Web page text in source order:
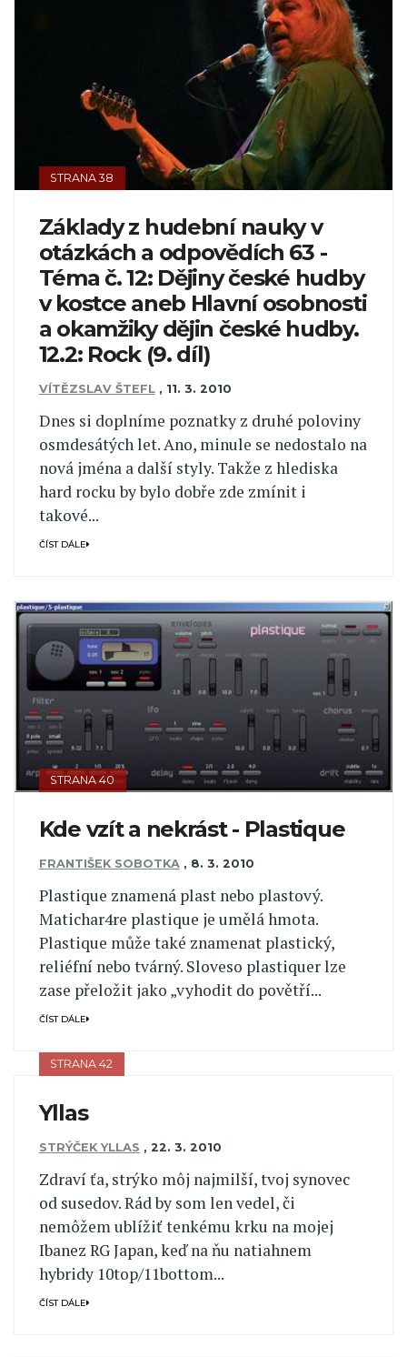
STRANA 38
Základy z hudební nauky v
otázkách a odpovědích 63 -
Téma č. 12: Dějiny české hudby
v kostce aneb Hlavní osobnosti
a okamžiky dějin české hudby.
12.2: Rock (9. díl)
VÍTĚZSLAV ŠTEFL , 11. 3. 2010
Dnes si doplníme poznatky z druhé poloviny
osmdesátých let. Ano, minule se nedostalo na
nová jména a další styly. Takže z hlediska
hard rocku by bylo dobře zde zmínit i
takové...
ČÍST DÁLE
STRANA 40
Kde vzít a nekrást - Plastique
FRANTIŠEK SOBOTKA , 8. 3. 2010
Plastique znamená plast nebo plastový.
Matichar4re plastique je umělá hmota.
Plastique může také znamenat plastický,
reliéfní nebo tvárný. Sloveso plastiquer lze
zase přeložit jako „vyhodit do povětří...
ČÍST DÁLE
STRANA 42
Yllas
STRÝČEK YLLAS , 22. 3. 2010
Zdraví ťa, strýko môj najmilší, tvoj synovec
od susedov. Rád by som len vedel, či
nemôžem ublížiť tenkému krku na mojej
Ibanez RG Japan, keď na ňu natiahnem
hybridy 10top/11bottom...
ČÍST DÁLE